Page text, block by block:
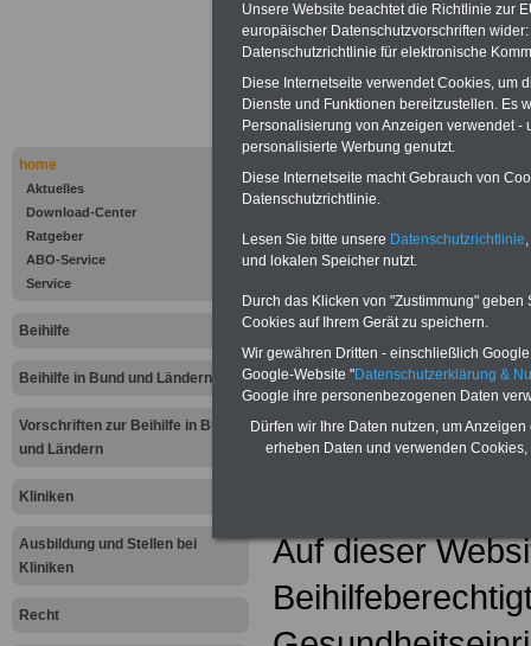
home
Aktuelles
Download-Center
Ratgeber
ABO-Service
Service
Beihilfe
Beihilfe in Bund und Ländern
Vorschriften zur Beihilfe in Bund
und Ländern
Kliniken
Ausbildung und Stellen bei
Kliniken
Recht
suchen. Beamtinnen und
Angebote nach
Bad Elster
In Bad Elster
Tipps
Deutsche
Medizin
Auf dieser
Unsere Website beachtet die Richtlinie zur
europäischer Datenschutzvorschriften
Datenschutzrichtlinie für elektronische
Diese Internetseite verwendet Cookies, um
Dienste und Funktionen bereitzustellen. Es
Personalisierung von Anzeigen verwendet
personalisierte Werbung genutzt.
Diese Internetseite macht Gebrauch von
Datenschutzrichtlinie.
Lesen Sie bitte unsere Datenschutzrichtlinie
und lokalen Speicher nutzt.
Durch das Klicken von "Zustimmung"
Cookies auf Ihrem Gerät zu speichern.
Wir gewähren Dritten - einschließlich
Google-Website "Datenschutzerklärung &
Google ihre personenbezogenen Daten
Dürfen wir Ihre Daten nutzen, um
erheben Daten und verwenden